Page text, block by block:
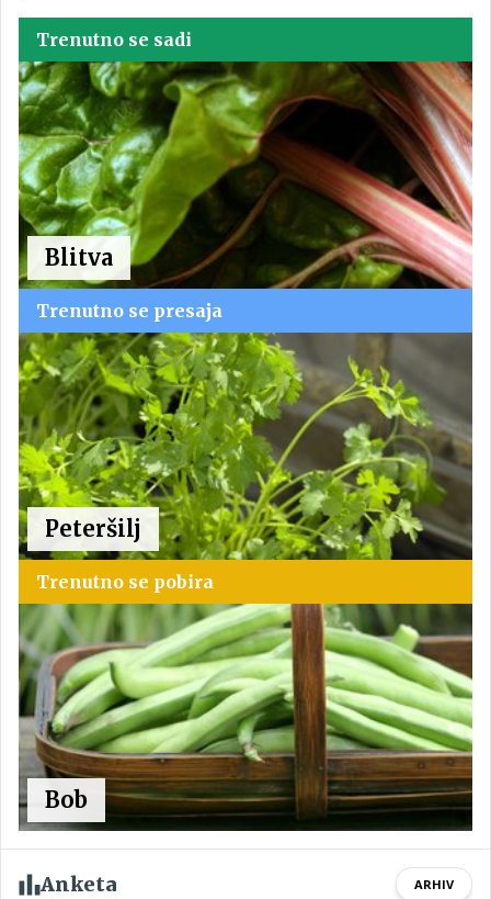
Trenutno se sadi
Blitva
Trenutno se presaja
Peteršilj
Trenutno se pobira
Bob
Anketa ARHIV